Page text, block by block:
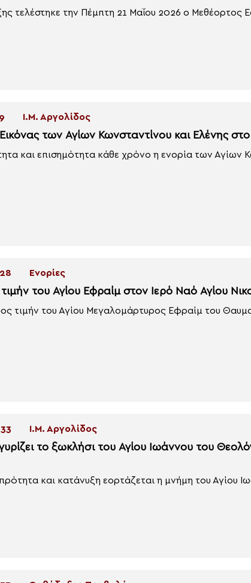
τελέστηκε την Πέμπτη 21 Μαΐου 2026 ο Μεθέορτος
Ι.Μ. Αργολίδος
των Αγίων Κωνσταντίνου και Ελένης
και επισημότητα κάθε χρόνο η ενορία των Αγίων
Ενορίες
του Αγίου Εφραίμ στον Ιερό Ναό Αγίου
τιμήν του Αγίου Μεγαλομάρτυρος Εφραίμ του
Ι.Μ. Αργολίδος
το ξωκλήσι του Αγίου Ιωάννου του
και κατάνυξη εορτάζεται η μνήμη του Αγίου